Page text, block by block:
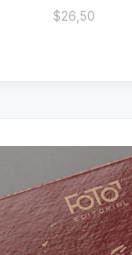
$26,50